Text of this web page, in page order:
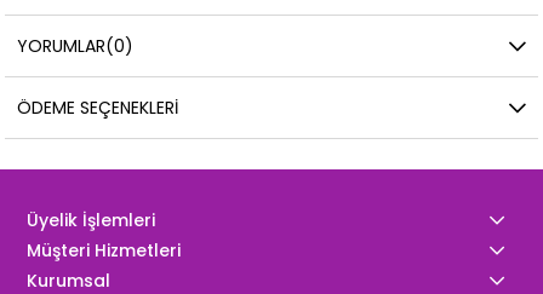
YORUMLAR(0)
ÖDEME SEÇENEKLERI
Üyelik İşlemleri
Müşteri Hizmetleri
Kurumsal